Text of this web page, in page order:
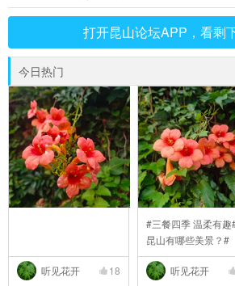
打开昆山论坛APP，看剩
今日热门
听见花开 18
#三餐四季 温柔有趣
昆山有哪些美景？#
听见花开